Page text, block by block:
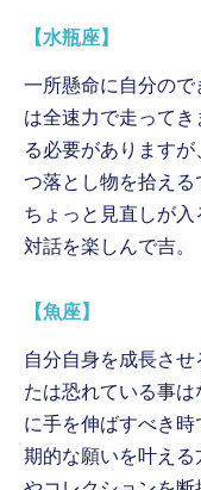
【水瓶座】
一所懸命に自分の
は全速力で走って
る必要があります
つ落とし物を拾え
ちょっと見直しが
対話を楽しんで吉。
【魚座】
自分自身を成長さ
たは恐れている事
に手を伸ばすべき
期的な願いを叶え